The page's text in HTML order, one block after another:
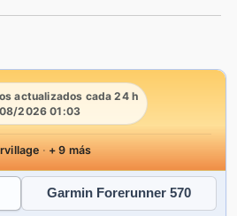
actualizados cada 24 h
2026 01:03
· + 9 más
Garmin Forerunner 570